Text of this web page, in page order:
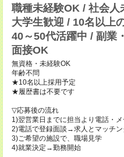
職種未経験OK / 社会
大学生歓迎 / 10名以上
40～50代活躍中 / 副業
面接OK
無資格・未経験OK
年齢不問
★10名以上採用予定
★履歴書は不要です
▽応募後の流れ
1)翌営業日までに担当より電話・
2)電話で登録面談→求人とマッチン
3)ご希望の施設で、職場見学
4)就業決定→勤務開始